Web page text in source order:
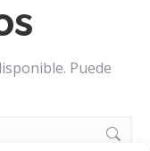
Puede